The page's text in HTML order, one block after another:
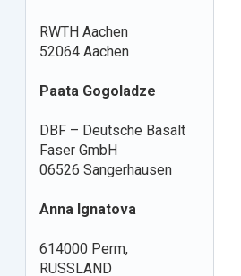
RWTH Aachen
52064 Aachen
Paata Gogoladze
DBF – Deutsche Basalt
Faser GmbH
06526 Sangerhausen
Anna Ignatova
614000 Perm,
RUSSLAND